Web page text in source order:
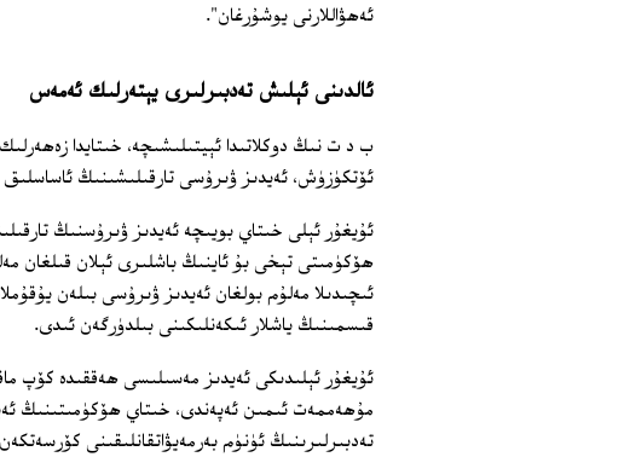
ئەھۋاللارنى يوشۇرغان".
ئالدىنى ئېلىش تەدبىرلىرى يېتەرلىك ئەمەس
ب د ت نىڭ دوكلاتىدا ئېيتىلىشىچە، خىتايدا
ئۆتكۈزۈش، ئەيدىز ۋىرۇسى تارقىلىشىنىڭ ئاساسلىق
ئۇيغۇر ئېلى خىتاي بويىچە ئەيدىز ۋىرۇسنىڭ
قىسمىنىڭ ياشلار ئىكەنلىكىنى بىلدۈرگەن ئىدى.
ئۇيغۇر ئېلىدىكى ئەيدىز مەسىلىسى ھەققىدە كۆپ
مۇھەممەت ئىمىن ئەپەندى، خىتاي ھۆكۈمىتىنىڭ
تەدبىرلىرىنىڭ ئۈنۈم بەرمەيۋاتقانلىقىنى